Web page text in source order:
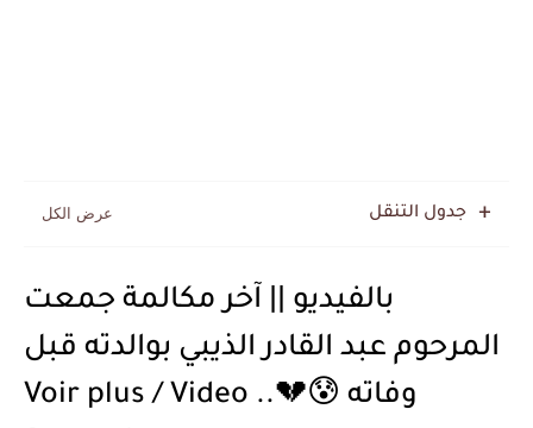
جدول التنقل
بالفيديو || آخر مكالمة جمعت
المرحوم عبد القادر الذيبي بوالدته قبل
وفاته 😰💔.. Voir plus / Video